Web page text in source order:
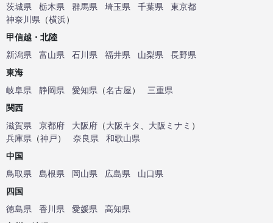
茨城県
栃木県 群馬県 埼玉県 千葉県
東京都
神奈川県 （横浜）
甲信越・北陸
新潟県
富山県 石川県 福井県 山梨県
長野県
東海
岐阜県
静岡県 愛知県 （名古屋）
三重県
関西
滋賀県
京都府 大阪府 （大阪キタ 大阪ミナミ ）
兵庫県 （神戸） 奈良県
和歌山県
中国
鳥取県
島根県 岡山県 広島県
山口県
四国
徳島県
香川県 愛媛県
高知県